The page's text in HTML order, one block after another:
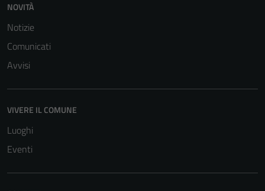
NOVITÀ
Notizie
Comunicati
Avvisi
VIVERE IL COMUNE
Luoghi
Eventi